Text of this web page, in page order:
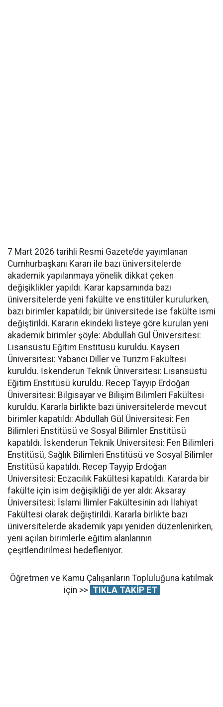
7 Mart 2026 tarihli Resmi Gazete’de yayımlanan
Cumhurbaşkanı Kararı ile bazı üniversitelerde
akademik yapılanmaya yönelik dikkat çeken
değişiklikler yapıldı. Karar kapsamında bazı
üniversitelerde yeni fakülte ve enstitüler kurulurken,
bazı birimler kapatıldı; bir üniversitede ise fakülte ismi
değiştirildi. Kararın ekindeki listeye göre kurulan yeni
akademik birimler şöyle: Abdullah Gül Üniversitesi:
Lisansüstü Eğitim Enstitüsü kuruldu. Kayseri
Üniversitesi: Yabancı Diller ve Turizm Fakültesi
kuruldu. İskenderun Teknik Üniversitesi: Lisansüstü
Eğitim Enstitüsü kuruldu. Recep Tayyip Erdoğan
Üniversitesi: Bilgisayar ve Bilişim Bilimleri Fakültesi
kuruldu. Kararla birlikte bazı üniversitelerde mevcut
birimler kapatıldı: Abdullah Gül Üniversitesi: Fen
Bilimleri Enstitüsü ve Sosyal Bilimler Enstitüsü
kapatıldı. İskenderun Teknik Üniversitesi: Fen Bilimleri
Enstitüsü, Sağlık Bilimleri Enstitüsü ve Sosyal Bilimler
Enstitüsü kapatıldı. Recep Tayyip Erdoğan
Üniversitesi: Eczacılık Fakültesi kapatıldı. Kararda bir
fakülte için isim değişikliği de yer aldı: Aksaray
Üniversitesi: İslami İlimler Fakültesinin adı İlahiyat
Fakültesi olarak değiştirildi. Kararla birlikte bazı
üniversitelerde akademik yapı yeniden düzenlenirken,
yeni açılan birimlerle eğitim alanlarının
çeşitlendirilmesi hedefleniyor.
Öğretmen ve Kamu Çalışanların Topluluğuna katılmak
için >> TIKLA TAKİP ET